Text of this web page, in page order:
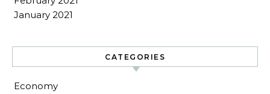
January 2021
CATEGORIES
Economy